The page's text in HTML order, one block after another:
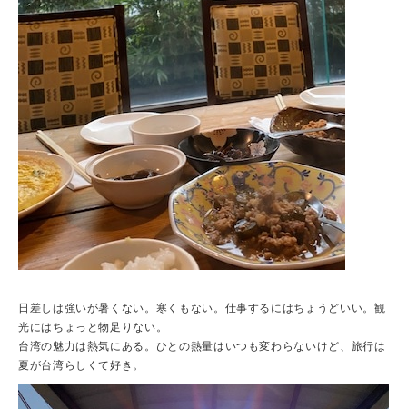
日差しは強いが暑くない。寒くもない。仕事するにはちょうどいい。観
光にはちょっと物足りない。
台湾の魅力は熱気にある。ひとの熱量はいつも変わらないけど、旅行は
夏が台湾らしくて好き。